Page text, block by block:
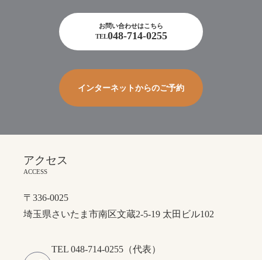
お問い合わせはこちら
TEL048-714-0255
インターネットからのご予約
アクセス
〒336-0025
埼玉県さいたま市南区文蔵2-5-19 太田ビル102
TEL 048-714-0255（代表）
ア
ク
ス
ン